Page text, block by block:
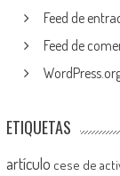
Feed de
Feed de
ETIQUETAS
artículo cese de